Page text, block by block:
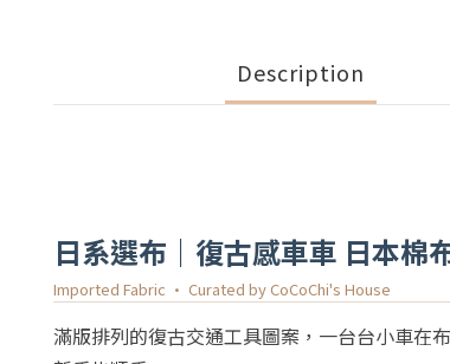
Description
日系選布｜復古感車車 日本棉
Imported Fabric · Curated by CoCoChi's House
滿版排列的復古交通工具圖案，一台台小車在